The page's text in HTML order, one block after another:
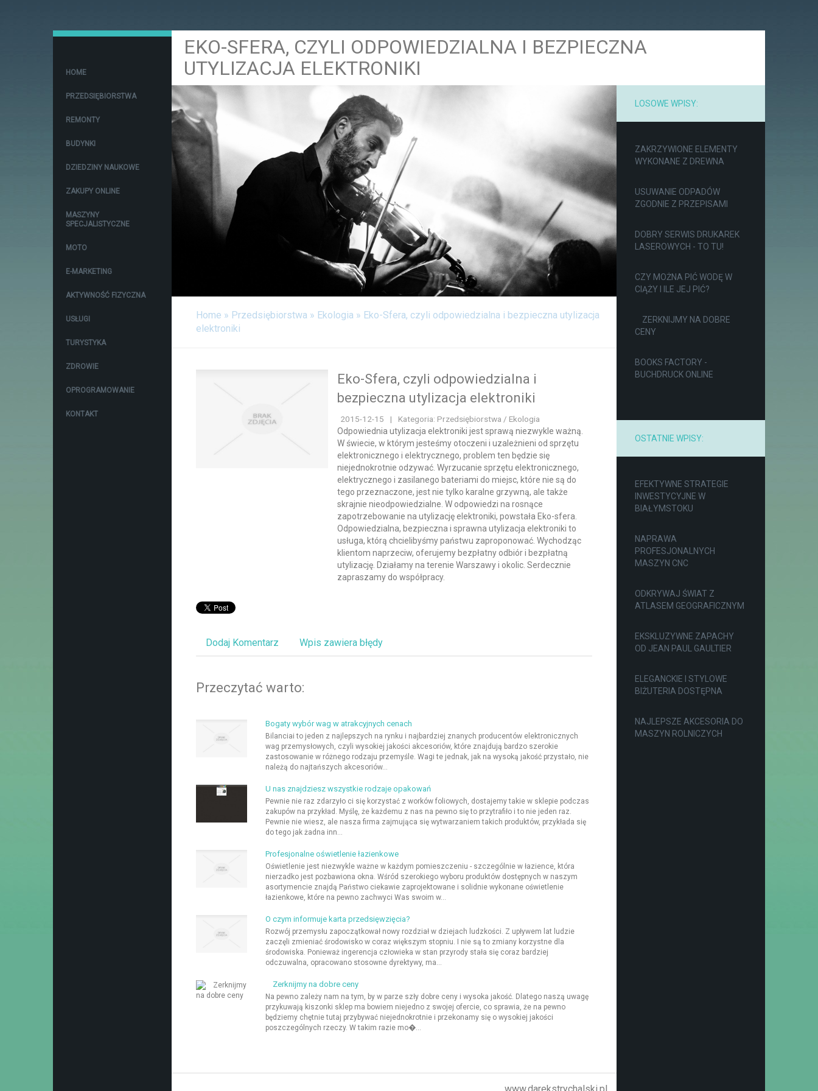
HOME
PRZEDSIĘBIORSTWA
REMONTY
BUDYNKI
DZIEDZINY NAUKOWE
ZAKUPY ONLINE
MASZYNY
SPECJALISTYCZNE
MOTO
E-MARKETING
AKTYWNOŚĆ FIZYCZNA
USŁUGI
TURYSTYKA
ZDROWIE
OPROGRAMOWANIE
KONTAKT
EKO-SFERA, CZYLI ODPOWIEDZIALNA I BEZPIECZNA
UTYLIZACJA ELEKTRONIKI
Home » Przedsiębiorstwa » Ekologia » Eko-Sfera, czyli odpowiedzialna i bezpieczna utylizacja
elektroniki
Eko-Sfera, czyli odpowiedzialna i
bezpieczna utylizacja elektroniki
2015-12-15 |
Kategoria: Przedsiębiorstwa / Ekologia
Odpowiednia utylizacja elektroniki jest sprawą niezwykle ważną.
W świecie, w którym jesteśmy otoczeni i uzależnieni od sprzętu
elektronicznego i elektrycznego, problem ten będzie się
niejednokrotnie odzywać. Wyrzucanie sprzętu elektronicznego,
elektrycznego i zasilanego bateriami do miejsc, które nie są do
tego przeznaczone, jest nie tylko karalne grzywną, ale także
skrajnie nieodpowiedzialne. W odpowiedzi na rosnące
zapotrzebowanie na utylizację elektroniki, powstała Eko-sfera.
Odpowiedzialna, bezpieczna i sprawna utylizacja elektroniki to
usługa, którą chcielibyśmy państwu zaproponować. Wychodząc
klientom naprzeciw, oferujemy bezpłatny odbiór i bezpłatną
utylizację. Działamy na terenie Warszawy i okolic. Serdecznie
zapraszamy do współpracy.
Dodaj Komentarz Wpis zawiera błędy
Przeczytać warto:
Bogaty wybór wag w atrakcyjnych cenach
Bilanciai to jeden z najlepszych na rynku i najbardziej znanych producentów elektronicznych
wag przemysłowych, czyli wysokiej jakości akcesoriów, które znajdują bardzo szerokie
zastosowanie w różnego rodzaju przemyśle. Wagi te jednak, jak na wysoką jakość przystało, nie
należą do najtańszych akcesoriów...
U nas znajdziesz wszystkie rodzaje opakowań
Pewnie nie raz zdarzyło ci się korzystać z worków foliowych, dostajemy takie w sklepie podczas
zakupów na przykład. Myślę, że każdemu z nas na pewno się to przytrafiło i to nie jeden raz.
Pewnie nie wiesz, ale nasza firma zajmująca się wytwarzaniem takich produktów, przykłada się
do tego jak żadna inn...
Profesjonalne oświetlenie łazienkowe
Oświetlenie jest niezwykle ważne w każdym pomieszczeniu - szczególnie w łazience, która
nierzadko jest pozbawiona okna. Wśród szerokiego wyboru produktów dostępnych w naszym
asortymencie znajdą Państwo ciekawie zaprojektowane i solidnie wykonane oświetlenie
łazienkowe, które na pewno zachwyci Was swoim w...
O czym informuje karta przedsięwzięcia?
Rozwój przemysłu zapoczątkował nowy rozdział w dziejach ludzkości. Z upływem lat ludzie
zaczęli zmieniać środowisko w coraz większym stopniu. I nie są to zmiany korzystne dla
środowiska. Ponieważ ingerencja człowieka w stan przyrody stała się coraz bardziej
odczuwalna, opracowano stosowne dyrektywy, ma...
Zerknijmy na dobre ceny
Na pewno zależy nam na tym, by w parze szły dobre ceny i wysoka jakość. Dlatego naszą uwagę
przykuwają kiszonki sklep ma bowiem niejedno z swojej ofercie, co sprawia, że na pewno
będziemy chętnie tutaj przybywać niejednokrotnie i przekonamy się o wysokiej jakości
poszczególnych rzeczy. W takim razie mo�...
www.darekstrychalski.pl
LOSOWE WPISY:
ZAKRZYWIONE ELEMENTY
WYKONANE Z DREWNA
USUWANIE ODPADÓW
ZGODNIE Z PRZEPISAMI
DOBRY SERWIS DRUKAREK
LASEROWYCH - TO TU!
CZY MOŻNA PIĆ WODĘ W
CIĄŻY I ILE JEJ PIĆ?
ZERKNIJMY NA DOBRE
CENY
BOOKS FACTORY -
BUCHDRUCK ONLINE
OSTATNIE WPISY:
EFEKTYWNE STRATEGIE
INWESTYCYJNE W
BIAŁYMSTOKU
NAPRAWA
PROFESJONALNYCH
MASZYN CNC
ODKRYWAJ ŚWIAT Z
ATLASEM GEOGRAFICZNYM
EKSKLUZYWNE ZAPACHY
OD JEAN PAUL GAULTIER
ELEGANCKIE I STYLOWE
BIŻUTERIA DOSTĘPNA
NAJLEPSZE AKCESORIA DO
MASZYN ROLNICZYCH